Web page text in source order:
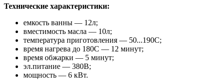
Технические характеристики:
емкость ванны — 12л;
вместимость масла — 10л;
температура приготовления — 50...190С;
время нагрева до 180С — 12 минут;
время обжарки — 5 минут;
эл.питание — 380В;
мощность — 6 кВт.